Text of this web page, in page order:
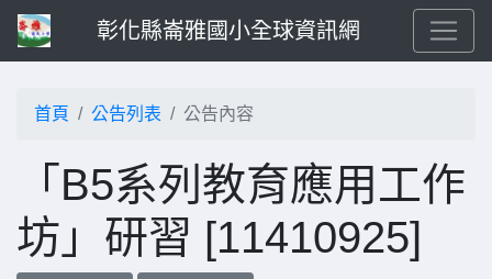
彰化縣崙雅國小全球資訊網
首頁 公告列表 公告內容
「B5系列教育應用工作
坊」研習 [11410925]